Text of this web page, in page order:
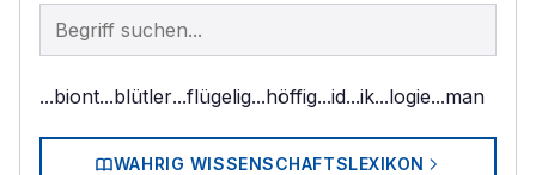
Begriff im Lexikon suchen
...biont...blütler...flügelig...höffig...id...ik...logie...man
WAHRIG WISSENSCHAFTSLEXIKON